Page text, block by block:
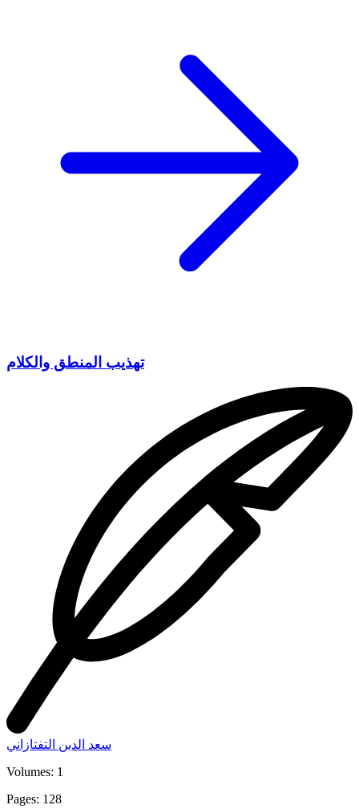
تهذيب المنطق والكلام
سعد الدين التفتازاني
Volumes: 1
Pages: 128